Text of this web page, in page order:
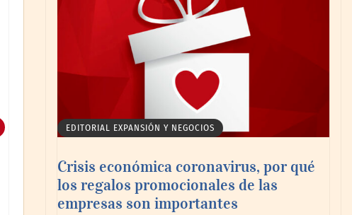
EDITORIAL EXPANSIÓN Y NEGOCIOS
Crisis económica coronavirus, por qué
los regalos promocionales de las
empresas son importantes